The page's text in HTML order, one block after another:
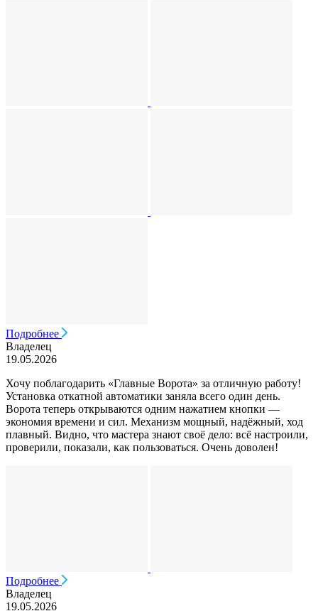
Подробнее
Владелец
19.05.2026
Хочу поблагодарить «Главные Ворота» за отличную работу!
Установка откатной автоматики заняла всего один день.
Ворота теперь открываются одним нажатием кнопки —
экономия времени и сил. Механизм мощный, надёжный, ход
плавный. Видно, что мастера знают своё дело: всё настроили,
проверили, показали, как пользоваться. Очень доволен!
Подробнее
Владелец
19.05.2026